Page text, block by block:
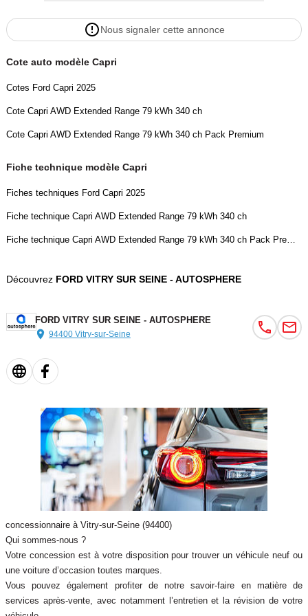
Couleur
Jaune
Puissance réelle
285
Vignette Crit’Air
Nous signaler cette annonce
Cote auto modèle Capri
Cotes Ford Capri 2025
Cote Capri AWD Extended Range 79 kWh 340 ch
Cote Capri AWD Extended Range 79 kWh 340 ch Pack Premium
Fiche technique modèle Capri
Fiches techniques Ford Capri 2025
Fiche technique Capri AWD Extended Range 79 kWh 340 ch
Fiche technique Capri AWD Extended Range 79 kWh 340 ch Pack Premium
Découvrez FORD VITRY SUR SEINE - AUTOSPHERE
FORD VITRY SUR SEINE - AUTOSPHERE
94400 Vitry-sur-Seine
concessionnaire à Vitry-sur-Seine (94400)
Qui sommes-nous ?
Votre concession est à votre disposition pour trouver un véhicule neuf ou
une voiture d’occasion toutes marques.
Vous pouvez également profiter de notre savoir-faire en matière de
services après-vente, avec notamment l’entretien et la révision de votre